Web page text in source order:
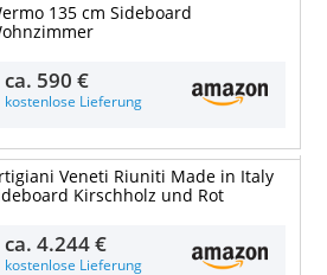
135 cm Sideboard
ca. 590 €
kostenlose Lieferung
Veneti Riuniti Made in Italy
Kirschholz und Rot
ca.4.244 €
kostenlose Lieferung